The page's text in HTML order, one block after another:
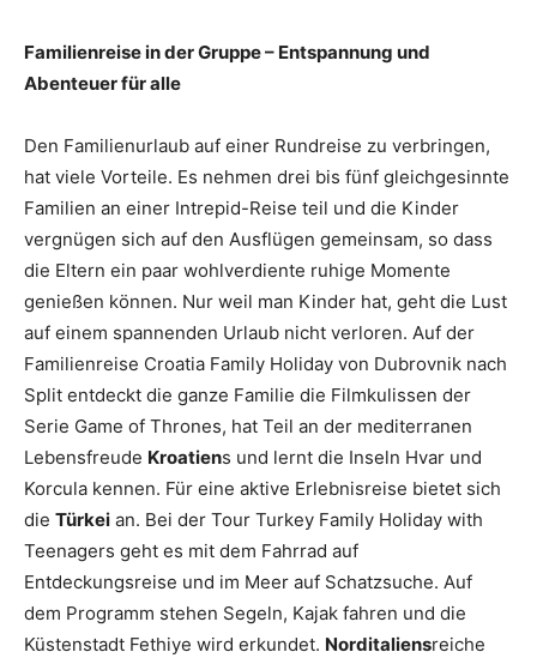
Familienreise in der Gruppe – Entspannung und
Abenteuer für alle
Den Familienurlaub auf einer Rundreise zu verbringen,
hat viele Vorteile. Es nehmen drei bis fünf gleichgesinnte
Familien an einer Intrepid-Reise teil und die Kinder
vergnügen sich auf den Ausflügen gemeinsam, so dass
die Eltern ein paar wohlverdiente ruhige Momente
genießen können. Nur weil man Kinder hat, geht die Lust
auf einem spannenden Urlaub nicht verloren. Auf der
Familienreise Croatia Family Holiday von Dubrovnik nach
Split entdeckt die ganze Familie die Filmkulissen der
Serie Game of Thrones, hat Teil an der mediterranen
Lebensfreude Kroatiens und lernt die Inseln Hvar und
Korcula kennen. Für eine aktive Erlebnisreise bietet sich
die Türkei an. Bei der Tour Turkey Family Holiday with
Teenagers geht es mit dem Fahrrad auf
Entdeckungsreise und im Meer auf Schatzsuche. Auf
dem Programm stehen Segeln, Kajak fahren und die
Küstenstadt Fethiye wird erkundet. Norditaliensreiche